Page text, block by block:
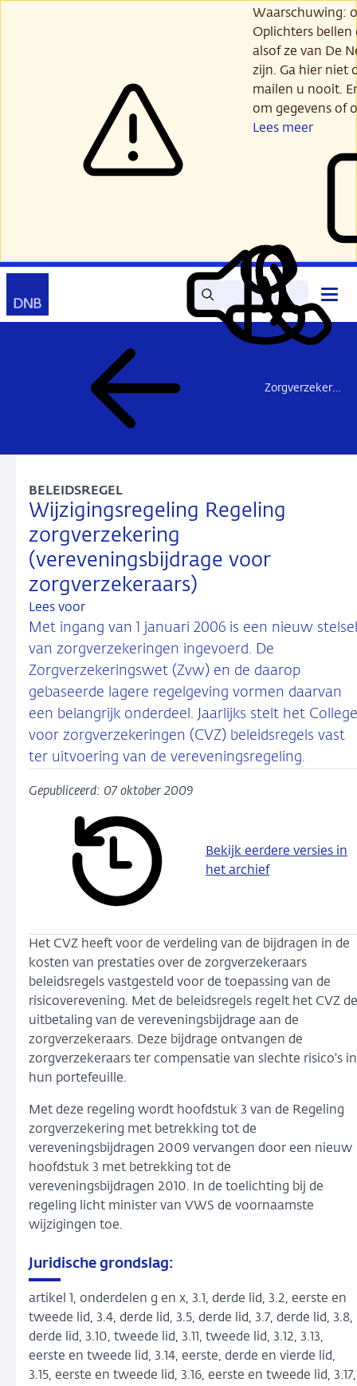
Waarschuwing:
Oplichters
alsof ze van De
zijn. Ga hier niet
mailen u nooit.
om gegevens of
Lees meer
Zoek Lees
voor
Mijn
DNB
Contact
Zorgverzekeringswet (Zvw)
Wijzigingsregeling Regeling
zorgverzekering
(vereveningsbijdrage voor
zorgverzekeraars)
BELEIDSREGEL
Lees voor
Met ingang van 1 januari 2006 is een nieuw stelsel
van zorgverzekeringen ingevoerd. De
Zorgverzekeringswet (Zvw) en de daarop
gebaseerde lagere regelgeving vormen daarvan
een belangrijk onderdeel. Jaarlijks stelt het College
voor zorgverzekeringen (CVZ) beleidsregels vast
ter uitvoering van de vereveningsregeling.
Gepubliceerd: 07 oktober 2009
Bekijk eerdere versies in
het archief
Het CVZ heeft voor de verdeling van de bijdragen in de
kosten van prestaties over de zorgverzekeraars
beleidsregels vastgesteld voor de toepassing van de
risicoverevening. Met de beleidsregels regelt het CVZ de
uitbetaling van de vereveningsbijdrage aan de
zorgverzekeraars. Deze bijdrage ontvangen de
zorgverzekeraars ter compensatie van slechte risico's in
hun portefeuille.
Met deze regeling wordt hoofdstuk 3 van de Regeling
zorgverzekering met betrekking tot de
vereveningsbijdragen 2009 vervangen door een nieuw
hoofdstuk 3 met betrekking tot de
vereveningsbijdragen 2010. In de toelichting bij de
regeling licht minister van VWS de voornaamste
wijzigingen toe.
Juridische grondslag:
artikel 1, onderdelen g en x, 3.1, derde lid, 3.2, eerste en
tweede lid, 3.4, derde lid, 3.5, derde lid, 3.7, derde lid, 3.8,
derde lid, 3.10, tweede lid, 3.11, tweede lid, 3.12, 3.13,
eerste en tweede lid, 3.14, eerste, derde en vierde lid,
3.15, eerste en tweede lid, 3.16, eerste en tweede lid, 3.17,